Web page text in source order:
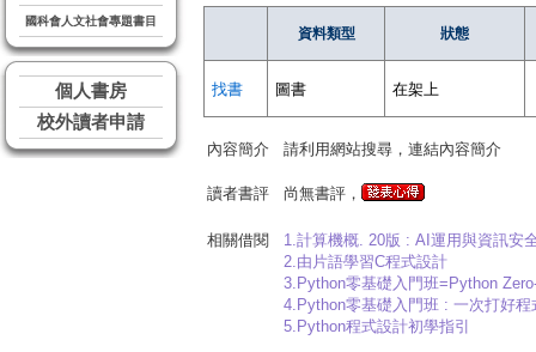
國科會人文社會專題書目
個人書房
校外讀者申請
資料類型 狀態
找書 圖書 在架上
內容簡介 請利用網站搜尋，連結內容簡介
讀者書評 尚無書評，
相關借閱
1.計算機概. 20版 : AI運用與資訊安
2.由片語學習C程式設計
3.Python零基礎入門班=Python
4.Python零基礎入門班 : 一次打好
5.Python程式設計初學指引